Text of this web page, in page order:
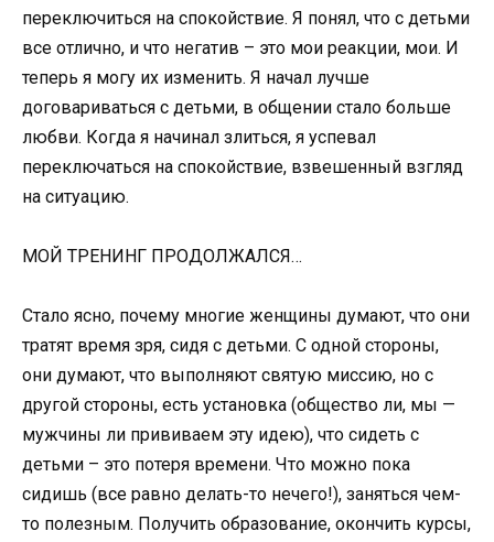
переключиться на спокойствие. Я понял, что с детьми
все отлично, и что негатив – это мои реакции, мои. И
теперь я могу их изменить. Я начал лучше
договариваться с детьми, в общении стало больше
любви. Когда я начинал злиться, я успевал
переключаться на спокойствие, взвешенный взгляд
на ситуацию.
МОЙ ТРЕНИНГ ПРОДОЛЖАЛСЯ…
Стало ясно, почему многие женщины думают, что они
тратят время зря, сидя с детьми. С одной стороны,
они думают, что выполняют святую миссию, но с
другой стороны, есть установка (общество ли, мы —
мужчины ли прививаем эту идею), что сидеть с
детьми – это потеря времени. Что можно пока
сидишь (все равно делать-то нечего!), заняться чем-
то полезным. Получить образование, окончить курсы,